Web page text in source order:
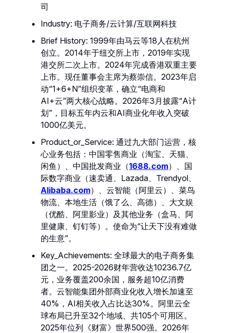
司
Industry: 电子商务/云计算/互联网科技
Brief History: 1999年由马云等18人在杭州
创立。2014年于纽交所上市，2019年实现
港交所二次上市。2024年完成香港双重主要
上市。现任董事会主席为蔡崇信。2023年启
动“1+6+N”组织变革，确立“电商和
AI+云”两大核心战略。2026年3月披露“A计
划”，目标五年内云和AI商业化年收入突破
1000亿美元。
Product_or_Service: 通过九大部门运营，核
心业务包括：中国零售商业（淘宝、天猫、
闲鱼）、中国批发商业（1688.com）、国
际数字商业（速卖通、Lazada、Trendyol、
Alibaba.com）、云智能（阿里云）、菜鸟
物流、本地生活（饿了么、高德）、大文娱
（优酷、阿里影业）及其他业务（盒马、阿
里健康、钉钉等）。使命为“让天下没有难做
的生意”。
Key_Achievements: 全球最大的电子商务集
团之一。2025-2026财年营收达10236.7亿
元，业务覆盖200余国，服务超10亿消费
者。云智能集团外部商业化收入增长加速至
40%，AI相关收入占比达30%。阿里云全
球布局已升至32个地域、共105个可用区。
2025年位列《财富》世界500强。2026年